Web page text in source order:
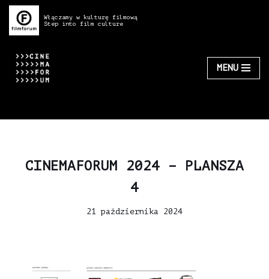
Przejdź
treści
Włączamy w kulturę filmową
Step into film culture
MENU
CINEMAFORUM 2024 – PLANSZA
4
21 października 2024